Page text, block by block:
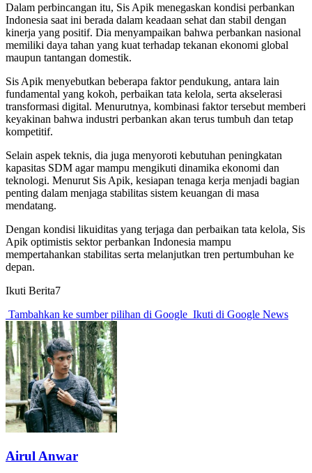
Dalam perbincangan itu, Sis Apik menegaskan kondisi perbankan
Indonesia saat ini berada dalam keadaan sehat dan stabil dengan
kinerja yang positif. Dia menyampaikan bahwa perbankan nasional
memiliki daya tahan yang kuat terhadap tekanan ekonomi global
maupun tantangan domestik.
Sis Apik menyebutkan beberapa faktor pendukung, antara lain
fundamental yang kokoh, perbaikan tata kelola, serta akselerasi
transformasi digital. Menurutnya, kombinasi faktor tersebut memberi
keyakinan bahwa industri perbankan akan terus tumbuh dan tetap
kompetitif.
Selain aspek teknis, dia juga menyoroti kebutuhan peningkatan
kapasitas SDM agar mampu mengikuti dinamika ekonomi dan
teknologi. Menurut Sis Apik, kesiapan tenaga kerja menjadi bagian
penting dalam menjaga stabilitas sistem keuangan di masa
mendatang.
Dengan kondisi likuiditas yang terjaga dan perbaikan tata kelola, Sis
Apik optimistis sektor perbankan Indonesia mampu
mempertahankan stabilitas serta melanjutkan tren pertumbuhan ke
depan.
Ikuti Berita7
Tambahkan ke sumber pilihan di Google Ikuti di Google News
Airul Anwar